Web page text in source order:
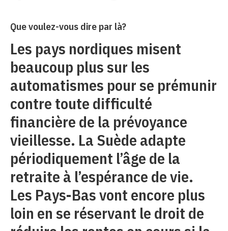
Que voulez-vous dire par là?
Les pays nordiques misent
beaucoup plus sur les
automatismes pour se prémunir
contre toute difficulté
financière de la prévoyance
vieillesse. La Suède adapte
périodiquement l’âge de la
retraite à l’espérance de vie.
Les Pays-Bas vont encore plus
loin en se réservant le droit de